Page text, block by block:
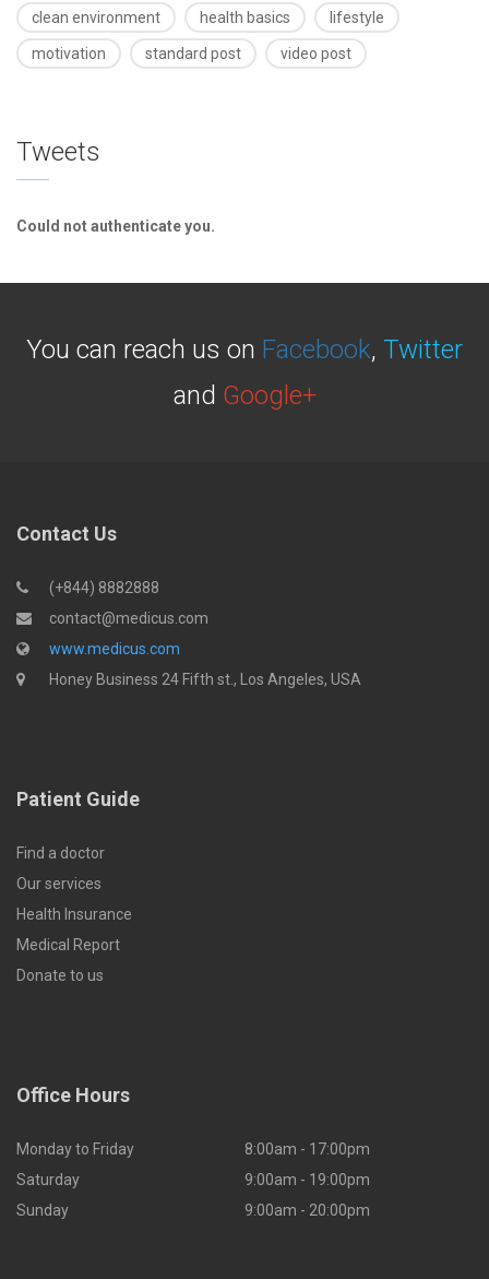
clean environment health basics lifestyle
motivation standard post video post
Tweets
Could not authenticate you.
You can reach us on Facebook, Twitter
and Google+
Contact Us
(+844) 8882888
contact@medicus.com
www.medicus.com
Honey Business 24 Fifth st., Los Angeles, USA
Patient Guide
Find a doctor
Our services
Health Insurance
Medical Report
Donate to us
Office Hours
Monday to Friday
8:00am - 17:00pm
Saturday
9:00am - 19:00pm
Sunday
9:00am - 20:00pm